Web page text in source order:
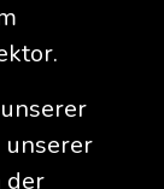
unserer
der